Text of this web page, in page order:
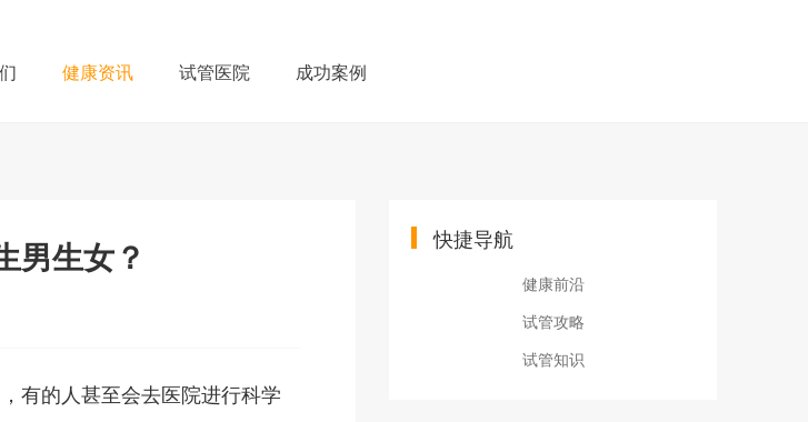
健康资讯 试管医院 成功案例
男生女？
有的人甚至会去医院进行科学
快捷导航
健康前沿
试管攻略
试管知识